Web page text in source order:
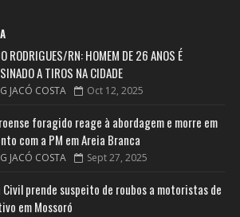
RODRIGUES/RN: HOMEM DE 26 ANOS É
A TIROS NA CIDADE
JACÓ COSTA Oct 12, 2025
foragido reage à abordagem e morre em
com a PM em Areia Branca
JACÓ COSTA Sept 27, 2025
Civil prende suspeito de roubos a motoristas de
em Mossoró